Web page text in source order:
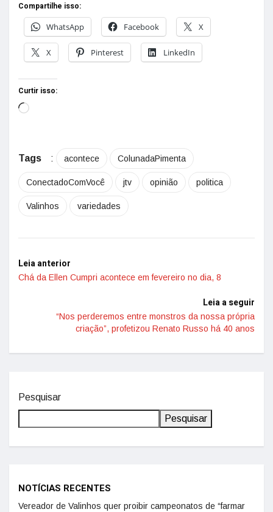
Compartilhe isso:
WhatsApp
Facebook X
X Pinterest LinkedIn
Curtir isso:
Tags : acontece ColunadaPimenta
ConectadoComVocê jtv opinião politica
Valinhos variedades
Leia anterior
Chá da Ellen Cumpri acontece em fevereiro no dia, 8
Leia a seguir
“Nos perderemos entre monstros da nossa própria
criação”, profetizou Renato Russo há 40 anos
Pesquisar
Pesquisar
NOTÍCIAS RECENTES
Vereador de Valinhos quer proibir campeonatos de “farmar